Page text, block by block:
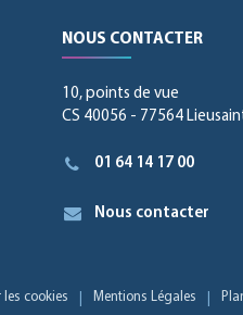
NOUS CONTACTER
10, points de vue
CS 40056 - 77564
01 64 14 17 00
Nous contacter
les cookies Mentions Légales